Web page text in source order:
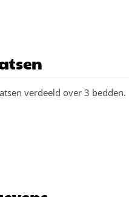
verdeeld over 3 bedden.